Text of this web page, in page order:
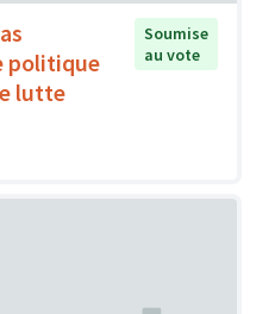
politique
lutte
Soumise
au vote